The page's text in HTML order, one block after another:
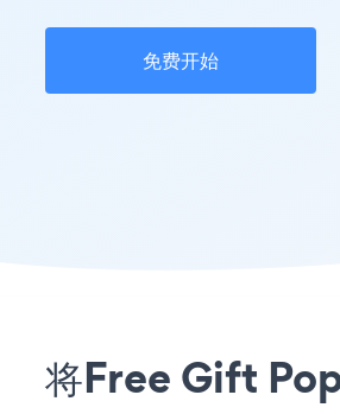
免费开始
将Free Gift